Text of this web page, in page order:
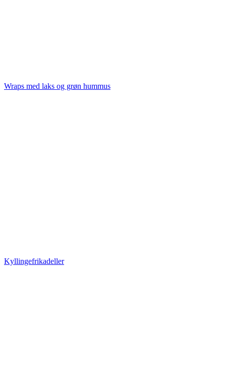
Wraps med laks og grøn hummus
Kyllingefrikadeller